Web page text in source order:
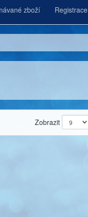
Registrace
zboží
Zobrazit